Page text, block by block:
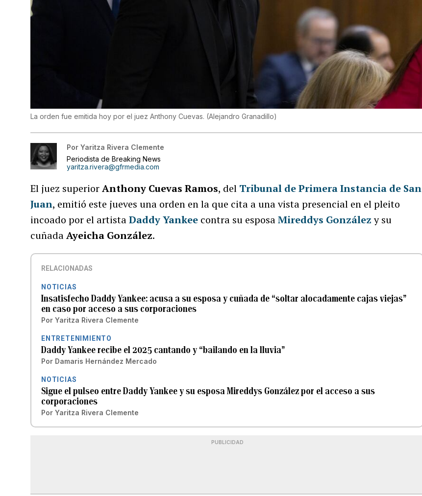
La orden fue emitida hoy por el juez Anthony Cuevas. (Alejandro Granadillo)
Por Yaritza Rivera Clemente
Periodista de Breaking News
yaritza.rivera@gfrmedia.com
El juez superiorAnthony Cuevas Ramos, del Tribunal de Primera Instancia de San
Juan, emitió este jueves una orden en la que cita a una vista presencial en el pleito
incoado por el artistaDaddy Yankee contra su esposaMireddys Gonzálezy su
cuñadaAyeicha González.
RELACIONADAS
NOTICIAS
Insatisfecho Daddy Yankee: acusa a su esposa y cuñada de “soltar alocadamente cajas viejas”
en caso por acceso a sus corporaciones
Por Yaritza Rivera Clemente
ENTRETENIMIENTO
Daddy Yankee recibe el 2025 cantando y “bailando en la lluvia”
Por Damaris Hernández Mercado
NOTICIAS
Sigue el pulseo entre Daddy Yankee y su esposa Mireddys González por el acceso a sus
corporaciones
Por Yaritza Rivera Clemente
PUBLICIDAD